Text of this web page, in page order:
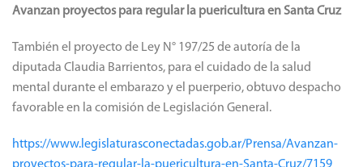
Avanzan proyectos para regular la puericultura en Santa Cruz
También el proyecto de Ley N° 197/25 de autoría de la
diputada Claudia Barrientos, para el cuidado de la salud
mental durante el embarazo y el puerperio, obtuvo despacho
favorable en la comisión de Legislación General.
https://www.legislaturasconectadas.gob.ar/Prensa/Avanzan-